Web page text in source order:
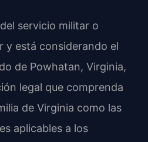
servicio militar o
y está considerando el
de Powhatan, Virginia,
legal que comprenda
de Virginia como las
aplicables a los